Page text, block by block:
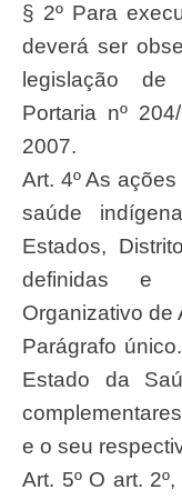
§ 2º Para
deverá ser
legislação de
Portaria nº
2007.
Art. 4º As
saúde
Estados,
definidas e
Organizativo de
Parágrafo
Estado da
e o seu
Art. 5º O art.